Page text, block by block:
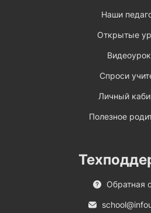
Наши
Открытые
Спроси
Личный
Полезное
Обратная